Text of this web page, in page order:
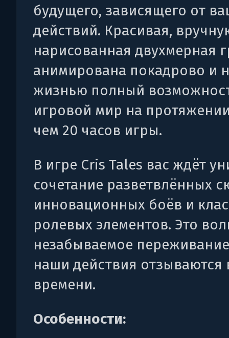
будущего, зависящего от
действий. Красивая,
нарисованная двухмерная
анимирована покадрово и
жизнью полный
игровой мир на
чем 20 часов игры.
В игре Cris Tales вас ждёт
сочетание разветвлённых
инновационных боёв и
ролевых элементов. Это
незабываемое переживание
наши действия отзываются
времени.
Особенности: